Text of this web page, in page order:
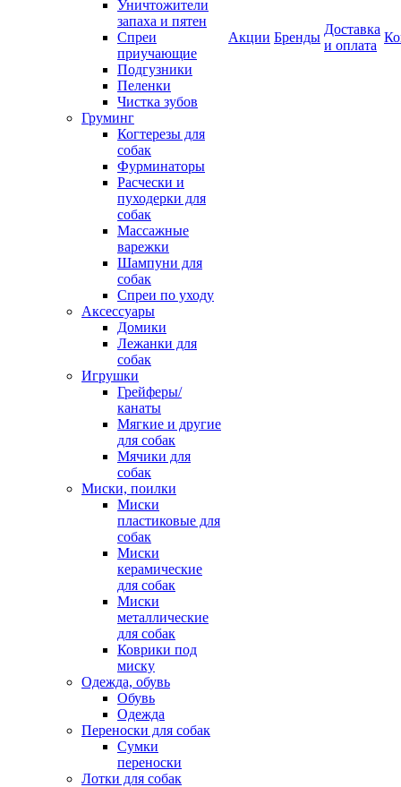
Уничтожители
запаха и пятен
Спреи
приучающие
Подгузники
Пеленки
Чистка зубов
Груминг
Когтерезы для
собак
Фурминаторы
Расчески и
пуходерки для
собак
Массажные
варежки
Шампуни для
собак
Спреи по уходу
Аксессуары
Домики
Лежанки для
собак
Игрушки
Грейферы/
канаты
Мягкие и другие
для собак
Мячики для
собак
Миски, поилки
Миски
пластиковые для
собак
Миски
керамические
для собак
Миски
металлические
для собак
Коврики под
миску
Одежда, обувь
Обувь
Одежда
Переноски для собак
Сумки
переноски
Лотки для собак
Акции Бренды
Доставка
и оплата